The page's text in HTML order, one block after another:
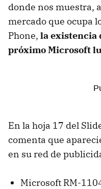
donde nos muestra,
mercado que ocupa
Phone, la existencia
próximo Microsoft
En la hoja 17 del
comenta que
en su red de
Microsoft RM-